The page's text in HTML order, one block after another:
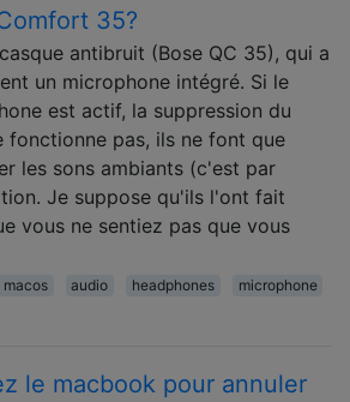
35?
antibruit (Bose QC 35), qui a
un microphone intégré. Si le
est actif, la suppression du
fonctionne pas, ils ne font que
les sons ambiants (c'est par
Je suppose qu'ils l'ont fait
vous ne sentiez pas que vous
macos audio headphones
microphone
le macbook pour annuler